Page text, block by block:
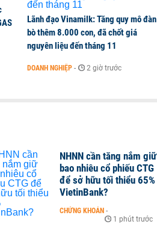
Lãnh đạo Vinamilk: Tăng quy mô đàn
bò thêm 8.000 con, đã chốt giá
nguyên liệu đến tháng 11
DOANH NGHIỆP - 2 giờ trước
NHNN cần tăng nắm giữ
bao nhiêu cổ phiếu CTG
để sở hữu tối thiểu 65%
VietinBank?
CHỨNG KHOÁN -
1 phút trước